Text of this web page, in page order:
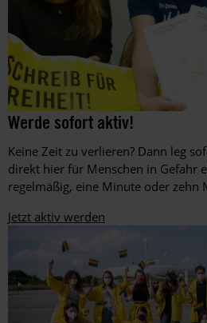
Aktion
am
Städtischen
Gymnasium
Erwitte
in
Westfalen
Amnesty-
Briefmarathons
an
©
©
Huckebrink
Werde sofort aktiv!
Keine Zeit zu verlieren? Dann leg
direkt hier für Menschen in Gefahr
regelmäßig, eine Minute oder zehn
Jetzt aktiv werden